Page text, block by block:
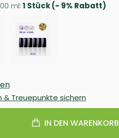
ml:1 Stück (- 9% Rabatt)
& Treuepunkte sichern
IN DEN WARENKORB